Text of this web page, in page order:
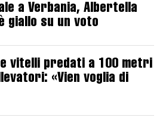
a Verbania, Albertella
giallo su un voto
vitelli predati a 100 metri
«Vien voglia di